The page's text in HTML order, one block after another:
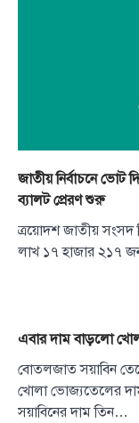
জাতীয় নির্বাচনে ভোট
ব্যালট প্রেরণ শুরু
ত্রয়োদশ জাতীয় সংসদ
লাখ ১৭ হাজার ২১৭ জন
এবার দাম বাড়লো
বোতলজাত সয়াবিন
খোলা ভোজ্যতেলের
সয়াবিনের দাম তিন…